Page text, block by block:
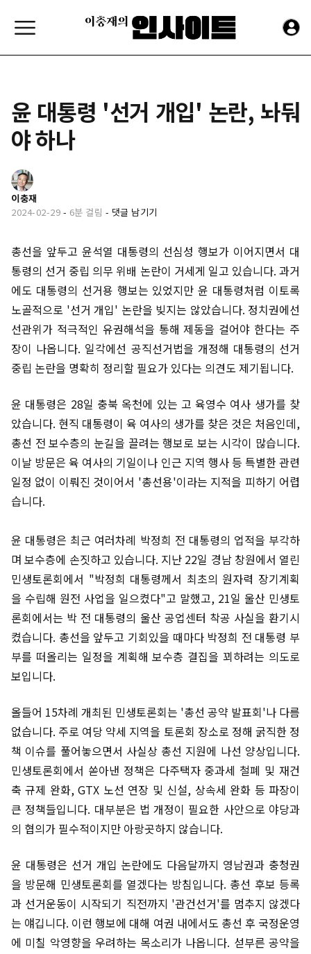
윤 대통령 '선거 개입' 논란, 놔둬
야 하나
이충재
2024-02-29 - 6분 걸림 - 댓글 남기기
총선을 앞두고 윤석열 대통령의 선심성 행보가 이어지면서 대
통령의 선거 중립 의무 위배 논란이 거세게 일고 있습니다. 과거
에도 대통령의 선거용 행보는 있었지만 윤 대통령처럼 이토록
노골적으로 '선거 개입' 논란을 빚지는 않았습니다. 정치권에선
선관위가 적극적인 유권해석을 통해 제동을 걸어야 한다는 주
장이 나옵니다. 일각에선 공직선거법을 개정해 대통령의 선거
중립 논란을 명확히 정리할 필요가 있다는 의견도 제기됩니다.
윤 대통령은 28일 충북 옥천에 있는 고 육영수 여사 생가를 찾
았습니다. 현직 대통령이 육 여사의 생가를 찾은 것은 처음인데,
총선 전 보수층의 눈길을 끌려는 행보로 보는 시각이 많습니다.
이날 방문은 육 여사의 기일이나 인근 지역 행사 등 특별한 관련
일정 없이 이뤄진 것이어서 '총선용'이라는 지적을 피하기 어렵
습니다.
윤 대통령은 최근 여러차례 박정희 전 대통령의 업적을 부각하
며 보수층에 손짓하고 있습니다. 지난 22일 경남 창원에서 열린
민생토론회에서 "박정희 대통령께서 최초의 원자력 장기계획
을 수립해 원전 사업을 일으켰다"고 말했고, 21일 울산 민생토
론회에서는 박 전 대통령의 울산 공업센터 착공 사실을 환기시
켰습니다. 총선을 앞두고 기회있을 때마다 박정희 전 대통령 부
부를 떠올리는 일정을 계획해 보수층 결집을 꾀하려는 의도로
보입니다.
올들어 15차례 개최된 민생토론회는 '총선 공약 발표회'나 다름
없습니다. 주로 여당 약세 지역을 토론회 장소로 정해 굵직한 정
책 이슈를 풀어놓으면서 사실상 총선 지원에 나선 양상입니다.
민생토론회에서 쏟아낸 정책은 다주택자 중과세 철폐 및 재건
축 규제 완화, GTX 노선 연장 및 신설, 상속세 완화 등 파장이
큰 정책들입니다. 대부분은 법 개정이 필요한 사안으로 야당과
의 협의가 필수적이지만 아랑곳하지 않습니다.
윤 대통령은 선거 개입 논란에도 다음달까지 영남권과 충청권
을 방문해 민생토론회를 열겠다는 방침입니다. 총선 후보 등록
과 선거운동이 시작되기 직전까지 '관건선거'를 멈추지 않겠다
는 얘깁니다. 이런 행보에 대해 여권 내에서도 총선 후 국정운영
에 미칠 악영향을 우려하는 목소리가 나옵니다. 섣부른 공약을